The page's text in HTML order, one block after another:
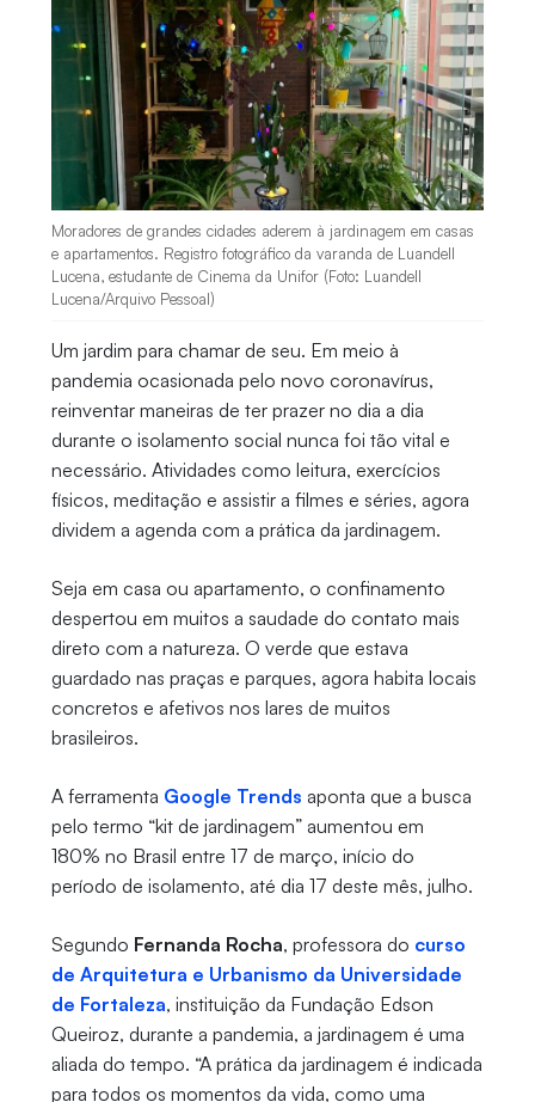
Moradores de grandes cidades aderem à jardinagem em casas
e apartamentos. Registro fotográfico da varanda de Luandell
Lucena, estudante de Cinema da Unifor (Foto: Luandell
Lucena/Arquivo Pessoal)
Um jardim para chamar de seu. Em meio à
pandemia ocasionada pelo novo coronavírus,
reinventar maneiras de ter prazer no dia a dia
durante o isolamento social nunca foi tão vital e
necessário. Atividades como leitura, exercícios
físicos, meditação e assistir a filmes e séries, agora
dividem a agenda com a prática da jardinagem.
Seja em casa ou apartamento, o confinamento
despertou em muitos a saudade do contato mais
direto com a natureza. O verde que estava
guardado nas praças e parques, agora habita locais
concretos e afetivos nos lares de muitos
brasileiros.
A ferramenta Google Trends aponta que a busca
pelo termo “kit de jardinagem” aumentou em
180% no Brasil entre 17 de março, início do
período de isolamento, até dia 17 deste mês, julho.
Segundo Fernanda Rocha, professora do curso
de Arquitetura e Urbanismo da Universidade
de Fortaleza, instituição da Fundação Edson
Queiroz, durante a pandemia, a jardinagem é uma
aliada do tempo. “A prática da jardinagem é indicada
para todos os momentos da vida, como uma